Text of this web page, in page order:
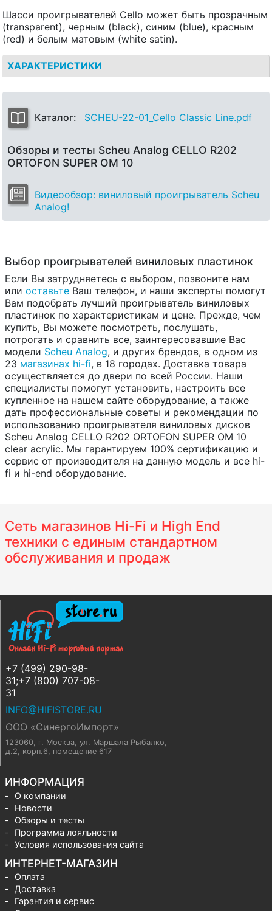
Шасси проигрывателей Cello может быть прозрачным
(transparent), черным (black), синим (blue), красным
(red) и белым матовым (white satin).
ХАРАКТЕРИСТИКИ
Каталог: SCHEU-22-01_Cello Classic Line.pdf
Обзоры и тесты Scheu Analog CELLO R202
ORTOFON SUPER OM 10
Видеообзор: виниловый проигрыватель Scheu
Analog!
Выбор проигрывателей виниловых пластинок
Если Вы затрудняетесь с выбором, позвоните нам
или оставьте Ваш телефон, и наши эксперты помогут
Вам подобрать лучший проигрыватель виниловых
пластинок по характеристикам и цене. Прежде, чем
купить, Вы можете посмотреть, послушать,
потрогать и сравнить все, заинтересовавшие Вас
модели Scheu Analog, и других брендов, в одном из
23 магазинах hi-fi, в 18 городах. Доставка товара
осуществляется до двери по всей России. Наши
специалисты помогут установить, настроить все
купленное на нашем сайте оборудование, а также
дать профессиональные советы и рекомендации по
использованию проигрывателя виниловых дисков
Scheu Analog CELLO R202 ORTOFON SUPER OM 10
clear acrylic. Мы гарантируем 100% сертификацию и
сервис от производителя на данную модель и все hi-
fi и hi-end оборудование.
Сеть магазинов Hi-Fi и High End
техники с единым стандартном
обслуживания и продаж
+7 (499) 290-98-
31;+7 (800) 707-08-
31
INFO@HIFISTORE.RU
ООО «СинергоИмпорт»
123060, г. Москва, ул. Маршала Рыбалко,
д.2, корп.6, помещение 617
ИНФОРМАЦИЯ
О компании
Новости
Обзоры и тесты
Программа лояльности
Условия использования сайта
ИНТЕРНЕТ-МАГАЗИН
Оплата
Доставка
Гарантия и сервис